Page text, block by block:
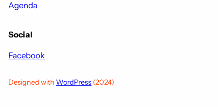
Agenda
Social
Facebook
Designed with WordPress(2024)